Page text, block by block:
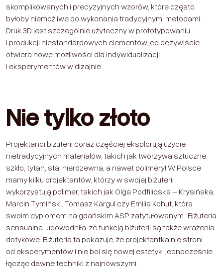
skomplikowanych i precyzyjnych wzorów, które często
byłoby niemożliwe do wykonania tradycyjnymi metodami.
Druk 3D jest szczególnie użyteczny w prototypowaniu
i produkcji niestandardowych elementów, co oczywiście
otwiera nowe możliwości dla indywidualizacji
i eksperymentów w dizajnie.
Nie tylko złoto
Projektanci biżuterii coraz częściej eksplorują użycie
nietradycyjnych materiałów, takich jak tworzywa sztuczne,
szkło, tytan, stal nierdzewna, a nawet polimery! W Polsce
mamy kilku projektantów, którzy w swojej biżuterii
wykorzystują polimer, takich jak Olga Podfilipska – Krysińska,
Marcin Tymiński, Tomasz Kargul czy Emilia Kohut, która
swoim dyplomem na gdańskim ASP zatytułowanym “Biżuteria
sensualna” udowodniła, że funkcją biżuterii są także wrażenia
dotykowe. Biżuteria ta pokazuje, że projektantka nie stroni
od eksperymentów i nie boi się nowej estetyki jednocześnie
łącząc dawne techniki z najnowszymi.